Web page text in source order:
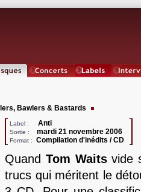
Bawlers & Bastards
Label : Anti
Sortie : mardi 21 novembre 2006
Format : Compilation d'inédits / CD
Quand Tom Waitsvide
trucs qui méritent le